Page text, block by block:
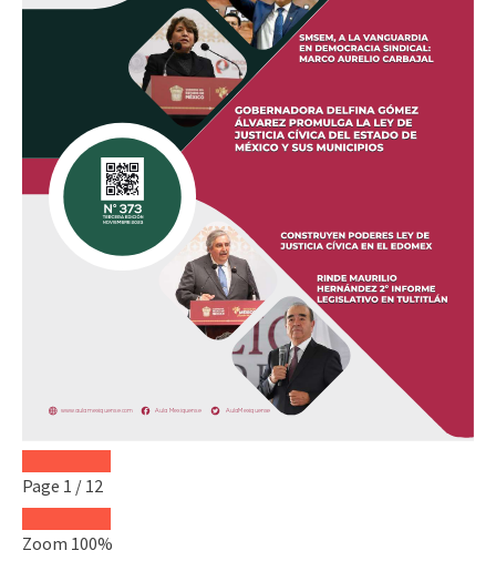
Page 1 / 12
Zoom 100%